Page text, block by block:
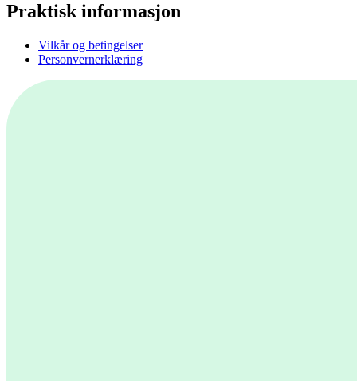
Praktisk informasjon
Vilkår og betingelser
Personvernerklæring